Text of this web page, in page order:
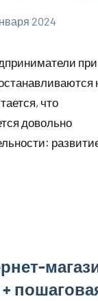
2024
при
что
довольно